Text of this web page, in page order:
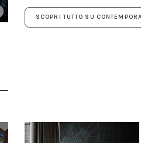
SCOPRI TUTTO SU